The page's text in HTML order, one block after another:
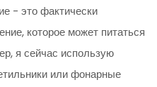
- это фактически
которое может питаться
я сейчас использую
или фонарные